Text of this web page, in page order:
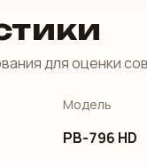
для оценки
Модель
PB-796 HD